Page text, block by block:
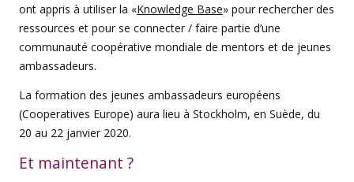
ont appris à utiliser la «Knowledge Base» pour rechercher des
ressources et pour se connecter / faire partie d’une
communauté coopérative mondiale de mentors et de jeunes
ambassadeurs.
La formation des jeunes ambassadeurs européens
(Cooperatives Europe) aura lieu à Stockholm, en Suède, du
20 au 22 janvier 2020.
Et maintenant ?